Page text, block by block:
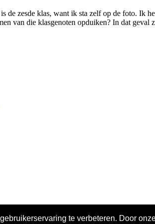
te verbeteren. Door
de zesde klas, want ik sta zelf op de foto. Ik
van die klasgenoten opduiken? In dat geval